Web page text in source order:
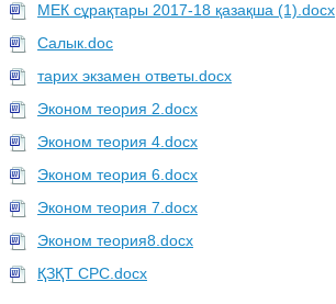
МЕК сұрақтары 2017-18 қазақша (1).docx
Салык.doc
тарих экзамен ответы.docx
Эконом теория 2.docx
Эконом теория 4.docx
Эконом теория 6.docx
Эконом теория 7.docx
Эконом теория8.docx
ҚЗҚТ СРС.docx